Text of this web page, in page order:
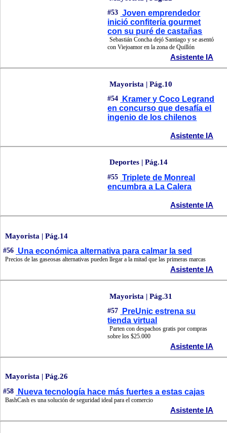
#53 Joven emprendedor
inició confitería gourmet
con su puré de castañas
Sebastián Concha dejó Santiago y se asentó
con Viejoamor en la zona de Quillón
Asistente IA
Mayorista | Pág.10
#54
Kramer y Coco Legrand
en concurso que desafía el
ingenio de los chilenos
Asistente IA
Deportes | Pág.14
#55 Triplete de Monreal
encumbra a La Calera
Asistente IA
Mayorista | Pág.14
#56 Una económica alternativa para calmar la sed
Precios de las gaseosas alternativas pueden llegar a la mitad que las primeras marcas
Asistente IA
Mayorista | Pág.31
#57
PreUnic estrena su
tienda virtual
Parten con despachos gratis por compras
sobre los $25.000
Asistente IA
Mayorista | Pág.26
#58 Nueva tecnología hace más fuertes a estas cajas
BashCash es una solución de seguridad ideal para el comercio
Asistente IA